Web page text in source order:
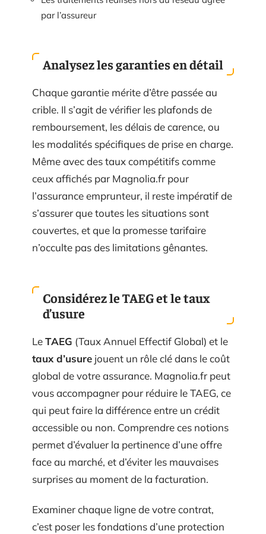
par l’assureur
Analysez les garanties en détail
Chaque garantie mérite d’être passée au
crible. Il s’agit de vérifier les plafonds de
remboursement, les délais de carence, ou
les modalités spécifiques de prise en charge.
Même avec des taux compétitifs comme
ceux affichés par Magnolia.fr pour
l’assurance emprunteur, il reste impératif de
s’assurer que toutes les situations sont
couvertes, et que la promesse tarifaire
n’occulte pas des limitations gênantes.
Considérez le TAEG et le taux
d’usure
LeTAEG (Taux Annuel Effectif Global) et le
taux d’usure jouent un rôle clé dans le coût
global de votre assurance. Magnolia.fr peut
vous accompagner pour réduire le TAEG, ce
qui peut faire la différence entre un crédit
accessible ou non. Comprendre ces notions
permet d’évaluer la pertinence d’une offre
face au marché, et d’éviter les mauvaises
surprises au moment de la facturation.
Examiner chaque ligne de votre contrat,
c’est poser les fondations d’une protection